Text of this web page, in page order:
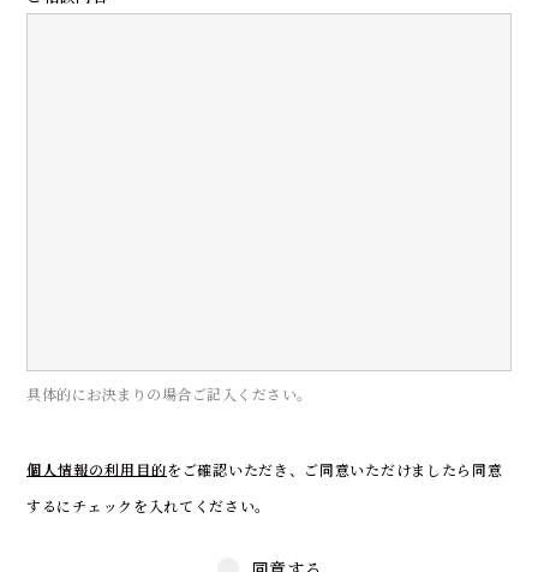
具体的にお決まりの場合ご記入ください。
個人情報の利用目的をご確認いただき、 ご同意いただけましたら同意
するにチェックを入れてください。